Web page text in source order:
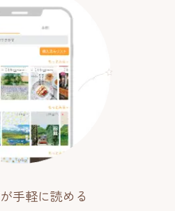
手軽に読める